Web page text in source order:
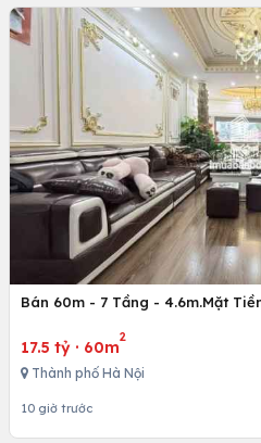
Bán 60m - 7 Tầng - 4.6m.Mặt
17.5 tỷ · 60m
2
Thành phố Hà Nội
10 giờ trước